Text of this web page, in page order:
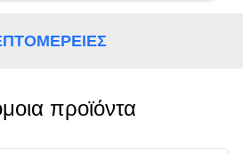
προϊόντα